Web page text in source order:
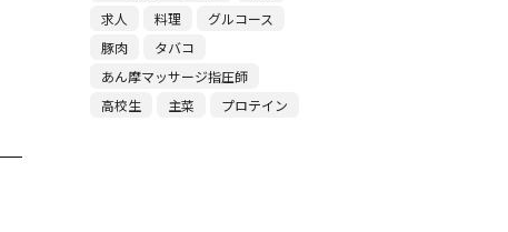
求人
料理
グルコース
豚肉
タバコ
あん摩マッサージ指圧師
高校生
主菜 プロテイン